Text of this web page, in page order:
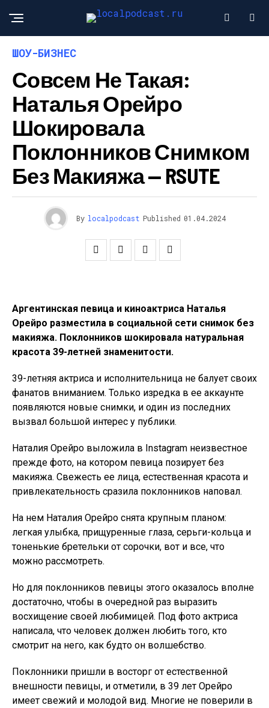
ШОУ-БИЗНЕС
Совсем Не Такая:
Наталья Орейро
Шокировала
Поклонников Снимком
Без Макияжа — RSUTE
By localpodcast Published 01.04.2024
Аргентинская певица и киноактриса Наталья
Орейро разместила в социальной сети снимок без
макияжа. Поклонников шокировала натуральная
красота 39-летней знаменитости.
39-летняя актриса и исполнительница не балует своих
фанатов вниманием. Только изредка в ее аккаунте
появляются новые снимки, и один из последних
вызвал большой интерес у публики.
Наталия Орейро выложила в Instagram неизвестное
прежде фото, на котором певица позирует без
макияжа. Свежесть ее лица, естественная красота и
привлекательность сразила поклонников наповал.
На нем Наталия Орейро снята крупным планом:
легкая улыбка, прищуренные глаза, серьги-кольца и
тоненькие бретельки от сорочки, вот и все, что
можно рассмотреть.
Но для поклонников певицы этого оказалось вполне
достаточно, чтобы в очередной раз выразить
восхищение своей любимицей. Под фото актриса
написала, что человек должен любить того, кто
смотрит на него, как будто он волшебство.
Поклонники пришли в восторг от естественной
внешности певицы, и отметили, в 39 лет Орейро
имеет свежий и молодой вид. Многие не поверили в